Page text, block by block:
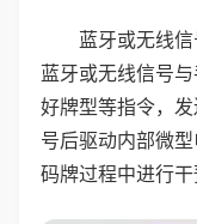
蓝牙或无线
蓝牙或无线信号
好牌型等指令，
号后驱动内部微
码牌过程中进行干